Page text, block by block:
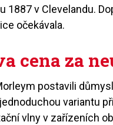
1887 v Clevelandu.
očekávala.
cena za
postavili
variantu
vlny v zařízeních